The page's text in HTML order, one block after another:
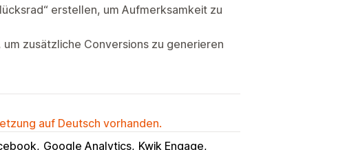
erstellen, um Aufmerksamkeit zu
zusätzliche Conversions zu generieren
auf Deutsch vorhanden.
Google Analytics Kwik Engage